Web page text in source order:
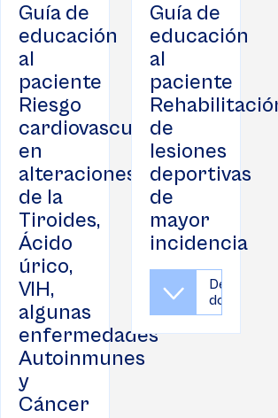
Guía de
educación
al
paciente
Riesgo
cardiovascular
en
alteraciones
de la
Tiroides,
Ácido
úrico,
VIH,
algunas
enfermedades
Autoinmunes
y
Cáncer
Guía de
educación
al
paciente
de
lesiones
deportivas
de
mayor
incidencia
Descargar
documento